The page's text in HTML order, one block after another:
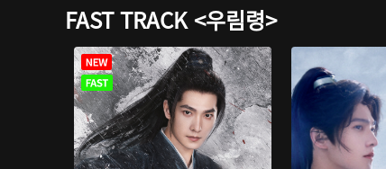
FAST TRACK <우림령>